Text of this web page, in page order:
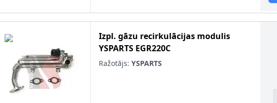
Izpl. gāzu recirkulācijas modulis
YSPARTS EGR220C
Ražotājs: YSPARTS